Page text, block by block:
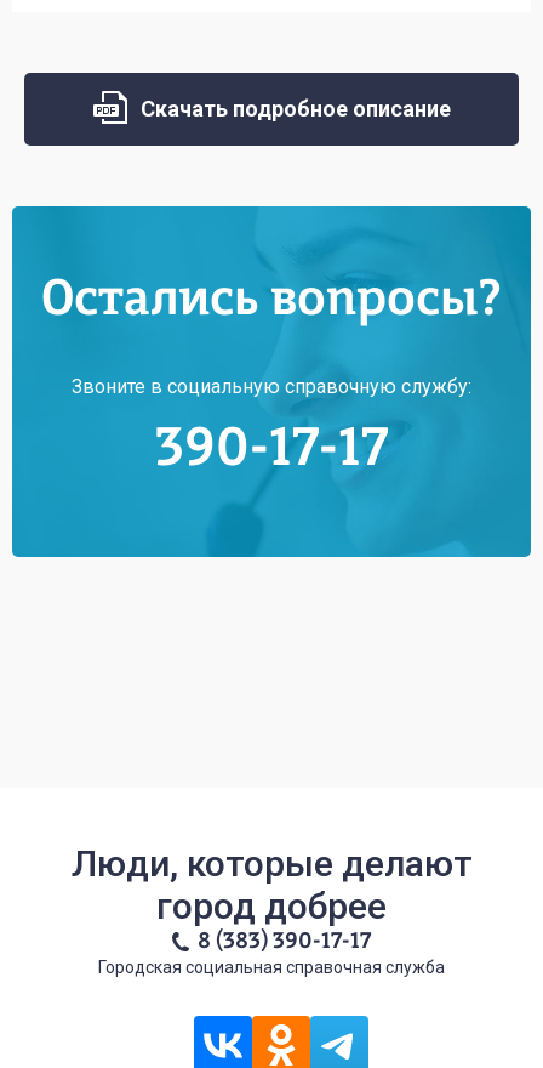
Скачать подробное описание
Остались вопросы?
Звоните в социальную справочную службу:
390-17-17
Люди, которые делают
город добрее
8 (383) 390-17-17
Городская социальная справочная служба